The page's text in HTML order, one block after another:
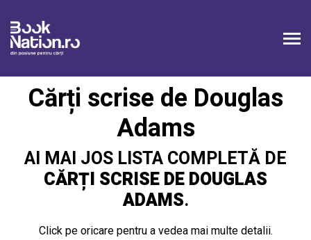
Cărți scrise de Douglas
Adams
AI MAI JOS LISTA COMPLETĂ DE
CĂRȚI SCRISE DE DOUGLAS
ADAMS.
Click pe oricare pentru a vedea mai multe detalii.